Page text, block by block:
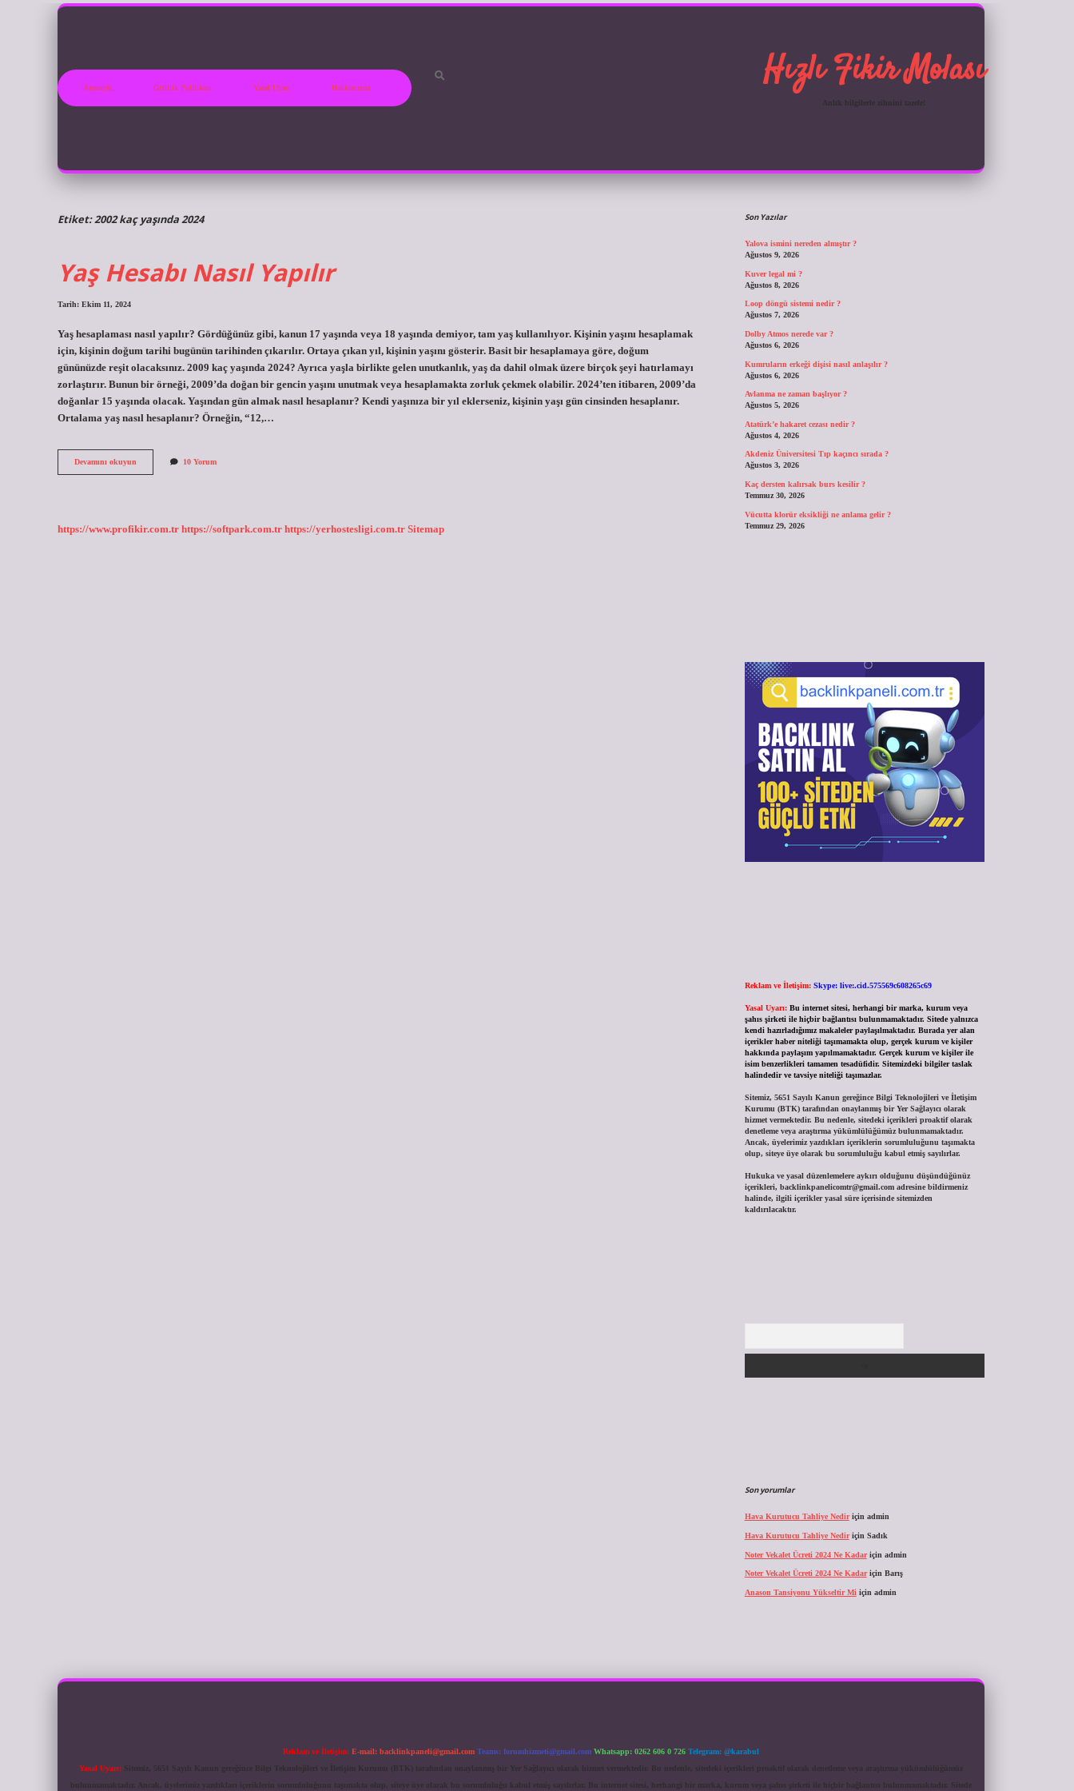
Anasayfa Gizlilik Politikası Yasal Uyarı Hakkımızda Hızlı Fikir Molası
Anlık bilgilerle zihnini tazele!
Etiket:2002 kaç yaşında 2024
Yaş Hesabı Nasıl Yapılır
Tarih: Ekim 11, 2024
Yaş hesaplaması nasıl yapılır? Gördüğünüz gibi, kanun 17 yaşında veya 18 yaşında demiyor, tam yaş kullanılıyor. Kişinin yaşını hesaplamak
için, kişinin doğum tarihi bugünün tarihinden çıkarılır. Ortaya çıkan yıl, kişinin yaşını gösterir. Basit bir hesaplamaya göre, doğum
gününüzde reşit olacaksınız. 2009 kaç yaşında 2024? Ayrıca yaşla birlikte gelen unutkanlık, yaş da dahil olmak üzere birçok şeyi hatırlamayı
zorlaştırır. Bunun bir örneği, 2009’da doğan bir gencin yaşını unutmak veya hesaplamakta zorluk çekmek olabilir. 2024’ten itibaren, 2009’da
doğanlar 15 yaşında olacak. Yaşından gün almak nasıl hesaplanır? Kendi yaşınıza bir yıl eklerseniz, kişinin yaşı gün cinsinden hesaplanır.
Ortalama yaş nasıl hesaplanır? Örneğin, “12,…
Devamını okuyun
Hesabı
10 Yorum
https://www.profikir.com.tr https://softpark.com.tr https://yerhostesligi.com.tr Sitemap
Sidebar
Son Yazılar
Yalova ismini nereden almıştır ?
Ağustos 9, 2026
Kuver legal mi ?
Ağustos 8, 2026
Loop döngü sistemi nedir ?
Ağustos 7, 2026
Dolby Atmos nerede var ?
Ağustos 6, 2026
Kumruların erkeği dişisi nasıl anlaşılır ?
Ağustos 6, 2026
Avlanma ne zaman başlıyor ?
Ağustos 5, 2026
Atatürk’e hakaret cezası nedir ?
Ağustos 4, 2026
Akdeniz Üniversitesi Tıp kaçıncı sırada ?
Ağustos 3, 2026
Kaç dersten kalırsak burs kesilir ?
Temmuz 30, 2026
Vücutta klorür eksikliği ne anlama gelir ?
Temmuz 29, 2026
Reklam ve İletişim: Skype: live:.cid.575569c608265c69
Yasal Uyarı: Bu internet sitesi, herhangi bir marka, kurum veya
şahıs şirketi ile hiçbir bağlantısı bulunmamaktadır. Sitede yalnızca
kendi hazırladığımız makaleler paylaşılmaktadır. Burada yer alan
içerikler haber niteliği taşımamakta olup, gerçek kurum ve kişiler
hakkında paylaşım yapılmamaktadır. Gerçek kurum ve kişiler ile
isim benzerlikleri tamamen tesadüfidir. Sitemizdeki bilgiler taslak
halindedir ve tavsiye niteliği taşımazlar.
Sitemiz, 5651 Sayılı Kanun gereğince Bilgi Teknolojileri ve İletişim
Kurumu (BTK) tarafından onaylanmış bir Yer Sağlayıcı olarak
hizmet vermektedir. Bu nedenle, sitedeki içerikleri proaktif olarak
denetleme veya araştırma yükümlülüğümüz bulunmamaktadır.
Ancak, üyelerimiz yazdıkları içeriklerin sorumluluğunu taşımakta
olup, siteye üye olarak bu sorumluluğu kabul etmiş sayılırlar.
Hukuka ve yasal düzenlemelere aykırı olduğunu düşündüğünüz
içerikleri, backlinkpanelicomtr@gmail.comadresine bildirmeniz
halinde, ilgili içerikler yasal süre içerisinde sitemizden
kaldırılacaktır.
Son yorumlar
Hava Kurutucu Tahliye Nediriçin admin
Hava Kurutucu Tahliye Nediriçin Sadık
Noter Vekalet Ücreti 2024 Ne Kadariçin admin
Noter Vekalet Ücreti 2024 Ne Kadariçin Barış
Anason Tansiyonu Yükseltir Mi için admin
Reklam ve İletişim: E-mail: backlinkpaneli@gmail.com Teams: forumhizmeti@gmail.com Whatsapp: 0262 606 0 726 Telegram: @karabul
Yasal Uyarı: Sitemiz, 5651 Sayılı Kanun gereğince Bilgi Teknolojileri ve İletişim Kurumu (BTK) tarafından onaylanmış bir Yer Sağlayıcı olarak hizmet vermektedir. Bu nedenle, sitedeki içerikleri proaktif olarak denetleme veya araştırma yükümlülüğümüz
bulunmamaktadır. Ancak, üyelerimiz yazdıkları içeriklerin sorumluluğunu taşımakta olup, siteye üye olarak bu sorumluluğu kabul etmiş sayılırlar. Bu internet sitesi, herhangi bir marka, kurum veya şahıs şirketi ile hiçbir bağlantısı bulunmamaktadır. Sitede